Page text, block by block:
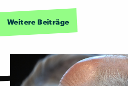
Weitere Beiträge